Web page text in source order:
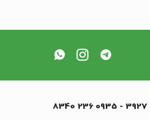
-
0935 236 8340